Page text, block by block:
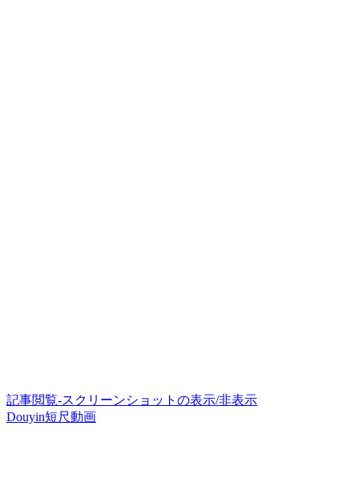
記事閲覧-スクリーンショットの表示/非表示
Douyin短尺動画